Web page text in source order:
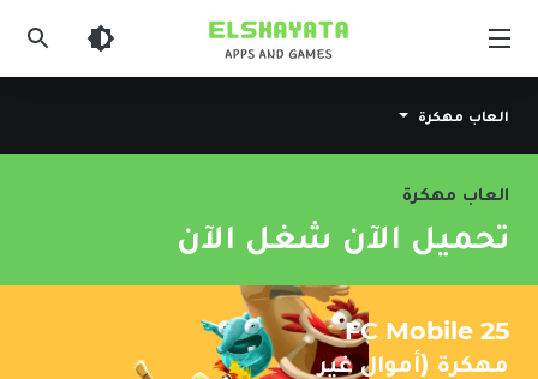
العاب مهكرة
العاب مهكرة
تحميل الآن شغل الآن
FC Mobile 25
مهكرة (أموال غير